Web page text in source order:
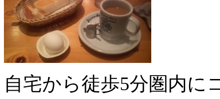
自宅から徒歩5分圏内に